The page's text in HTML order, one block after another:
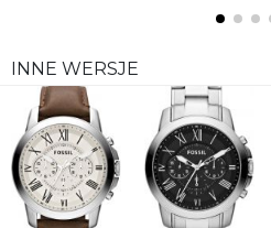
INNE WERSJE